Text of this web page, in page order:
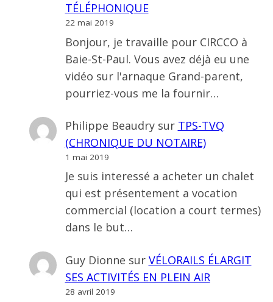
TÉLÉPHONIQUE
22 mai 2019
Bonjour, je travaille pour CIRCCO à
Baie-St-Paul. Vous avez déjà eu une
vidéo sur l'arnaque Grand-parent,
pourriez-vous me la fournir…
Philippe Beaudrysur TPS-TVQ
(CHRONIQUE DU NOTAIRE)
1 mai 2019
Je suis interessé a acheter un chalet
qui est présentement a vocation
commercial (location a court termes)
dans le but…
Guy Dionne sur VÉLORAILS ÉLARGIT
SES ACTIVITÉS EN PLEIN AIR
28 avril 2019